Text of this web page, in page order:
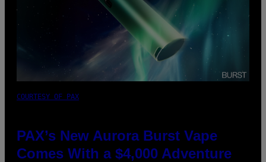
COURTESY OF PAX
PAX’s New Aurora Burst Vape
Comes With a $4,000 Adventure